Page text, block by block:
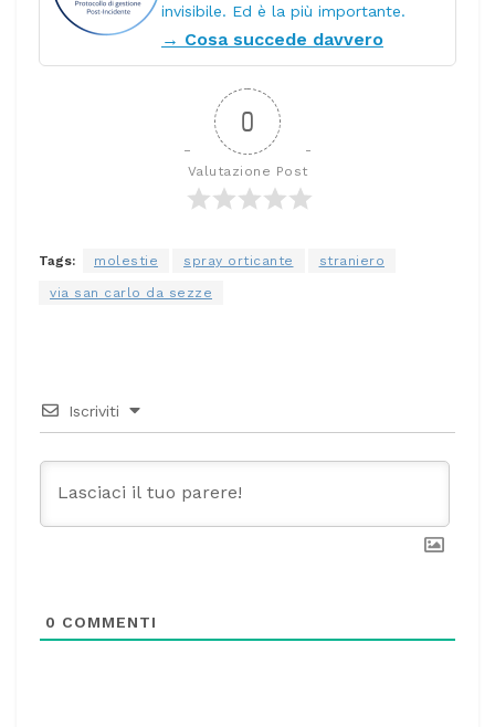
invisibile. Ed è la più importante.
→ Cosa succede davvero
0
Valutazione Post
Tags: molestie spray orticante straniero
via san carlo da sezze
Iscriviti
0 COMMENTI